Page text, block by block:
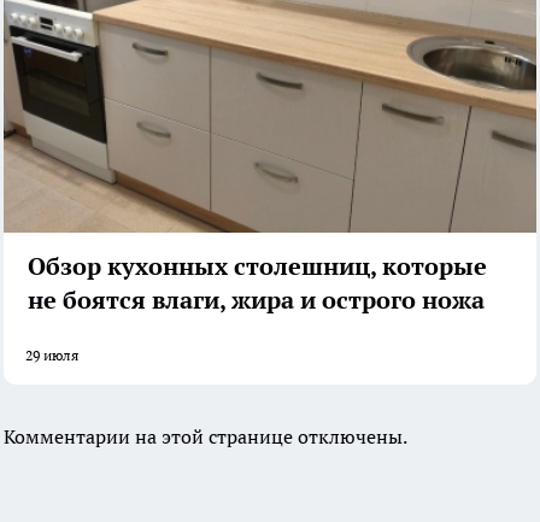
Обзор кухонных столешниц, которые
не боятся влаги, жира и острого ножа
29 июля
Комментарии на этой странице отключены.